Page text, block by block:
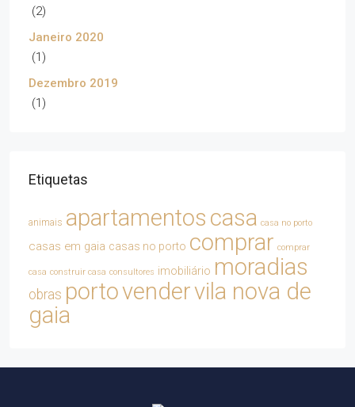
(2)
Janeiro 2020
(1)
Dezembro 2019
(1)
Etiquetas
animais apartamentos casa casa no porto
casas em gaia casas no porto comprar comprar
casa construir casa consultores imobiliário moradias
obras portovendervila nova de
gaia